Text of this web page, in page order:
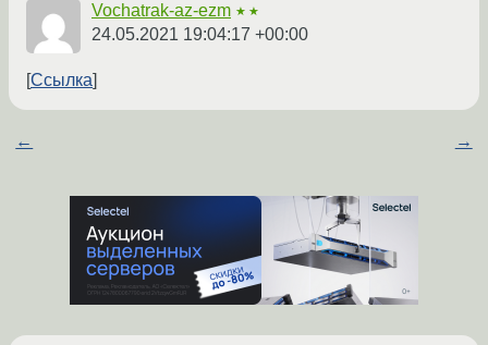
Vochatrak-az-ezm ★★
24.05.2021 19:04:17 +00:00
Ссылка
← →